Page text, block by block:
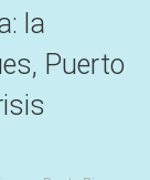
la
Puerto